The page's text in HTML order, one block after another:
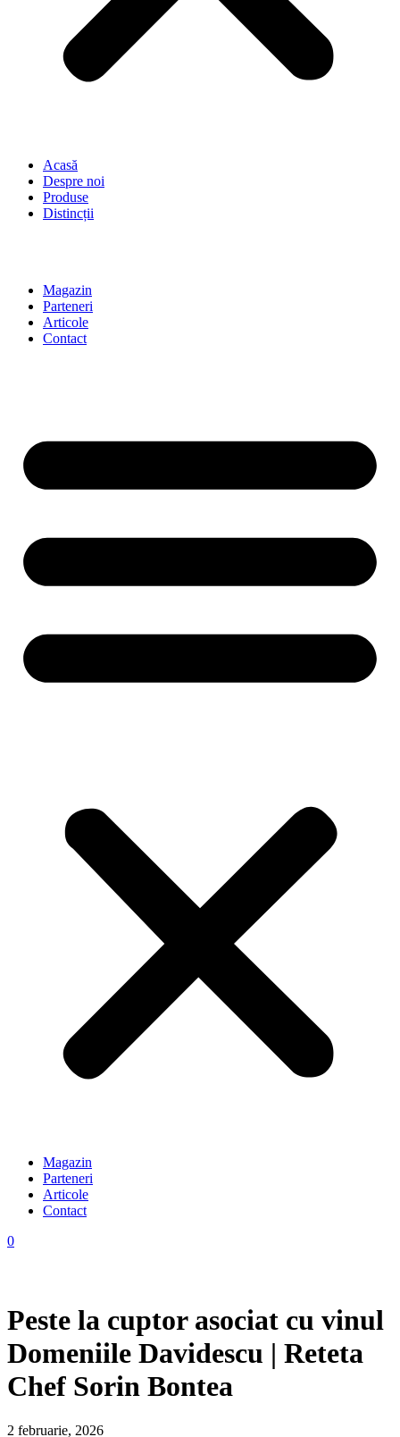
Acasă
Despre noi
Produse
Distincții
Magazin
Parteneri
Articole
Contact
Magazin
Parteneri
Articole
Contact
0
Peste la cuptor asociat cu vinul
Domeniile Davidescu | Reteta
Chef Sorin Bontea
2 februarie, 2026